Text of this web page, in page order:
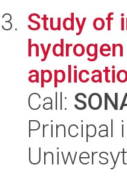
Study of
Call:
Principal